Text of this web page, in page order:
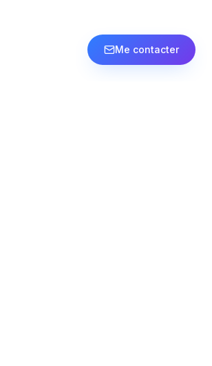
Me contacter